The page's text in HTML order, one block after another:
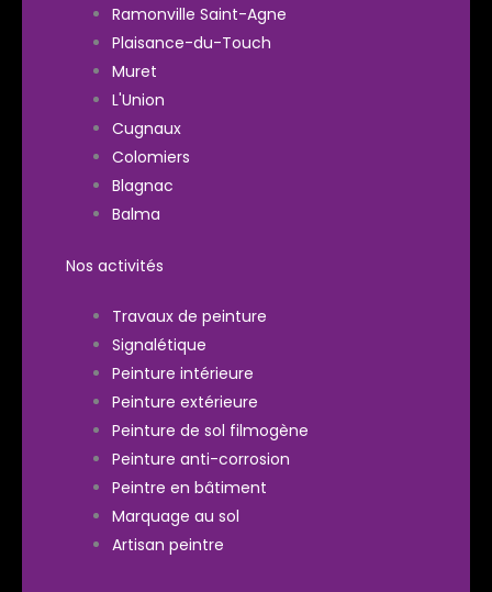
Ramonville Saint-Agne
Plaisance-du-Touch
Muret
L'Union
Cugnaux
Colomiers
Blagnac
Balma
Nos activités
Travaux de peinture
Signalétique
Peinture intérieure
Peinture extérieure
Peinture de sol filmogène
Peinture anti-corrosion
Peintre en bâtiment
Marquage au sol
Artisan peintre